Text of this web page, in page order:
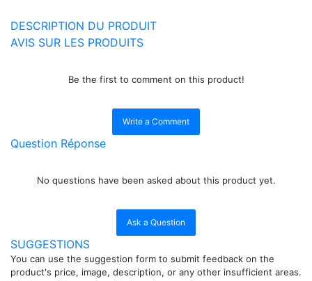
DESCRIPTION DU PRODUIT
AVIS SUR LES PRODUITS
Be the first to comment on this product!
Write a Comment
Question Réponse
No questions have been asked about this product yet.
Ask a Question
SUGGESTIONS
You can use the suggestion form to submit feedback on the
product's price, image, description, or any other insufficient areas.